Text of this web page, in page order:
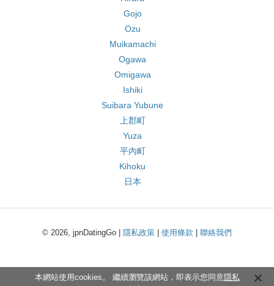
Gojo
Ozu
Muikamachi
Ogawa
Omigawa
Ishiki
Suibara Yubune
上郡町
Yuza
平內町
Kihoku
日本
© 2026, jpnDatingGo | 隱私政策 使用條款 聯絡我們
本網站使用cookies。 繼續瀏覽該網站，即表示您同意隱私